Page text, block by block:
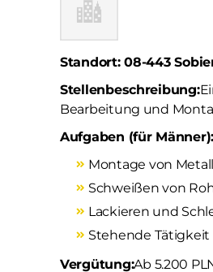
Standort: 08-443
Stellenbeschreibung:
Bearbeitung und
Aufgaben (für Männer):
Montage von
Schweißen von
Lackieren und
Stehende
Vergütung:Ab 5.200